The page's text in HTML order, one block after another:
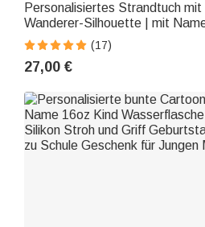
Personalisiertes Strandtuch mit
Wanderer-Silhouette | mit
schnelltrocknender Mikrofaser |
Geburtstagsgeschenk für
Bergliebhaber
(17)
27,00 €